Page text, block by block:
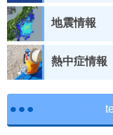
地震情報
熱中症情報